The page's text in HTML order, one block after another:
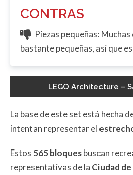
CONTRAS
Piezas pequeñas: Muchas
bastante pequeñas, así que
LEGO Architecture –
La base de este set está hecha
intentan representar el
Estos 565 bloquesbuscan
representativas de la Ciudad